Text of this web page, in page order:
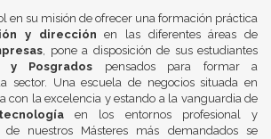
en su misión de ofrecer una formación práctica
y dirección en las diferentes áreas de
, pone a disposición de sus estudiantes
y Posgrados pensados para formar a
sector. Una escuela de negocios situada en
con la excelencia y estando a la vanguardia de
en los entornos profesional y
de nuestros Másteres más demandados se